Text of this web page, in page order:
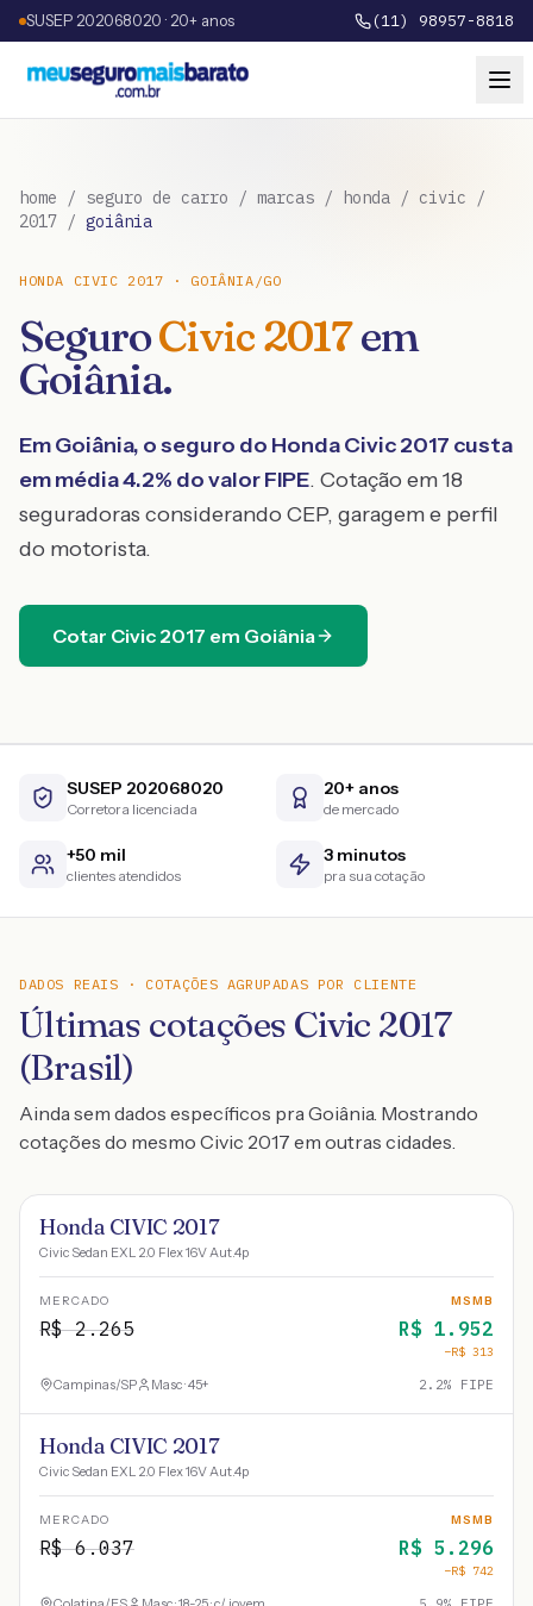
SUSEP 202068020 · 20+ anos (11) 98957-8818
home / seguro de carro / marcas / honda / civic /
2017 / goiânia
HONDA CIVIC 2017 · GOIÂNIA /GO
SeguroCivic2017em
Goiânia.
EmGoiânia, o seguro do HondaCivic2017 custa
em média4.2% do valor FIPE. Cotação em 18
seguradoras considerando CEP, garagem e perfil
do motorista.
Cotar Civic 2017 em Goiânia
SUSEP 202068020
Corretora licenciada
20+ anos
de mercado
+50 mil
clientes atendidos
3 minutos
pra sua cotação
DADOS REAIS · COTAÇÕES AGRUPADAS POR CLIENTE
Últimas cotações Civic 2017
(Brasil)
Ainda sem dados específicos pra Goiânia. Mostrando
cotações do mesmo Civic 2017 em outras cidades.
Honda CIVIC 2017
Civic Sedan EXL 2.0 Flex 16V Aut.4p
MERCADO
R$2.265
MSMB
R$ 1.952
−R$ 313
Campinas/SP Masc · 45+ 2.2% FIPE
Honda CIVIC 2017
Civic Sedan EXL 2.0 Flex 16V Aut.4p
MERCADO
R$6.037
MSMB
R$ 5.296
−R$ 742